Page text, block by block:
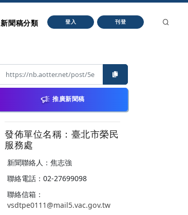
新聞稿分類 登入 刊登
推廣新聞稿
發佈單位名稱：臺北市榮民
服務處
新聞聯絡人：焦志強
聯絡電話：02-27699098
聯絡信箱：
vsdtpe0111@mail5.vac.gov.tw